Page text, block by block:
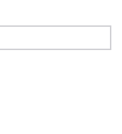
Filters(2)